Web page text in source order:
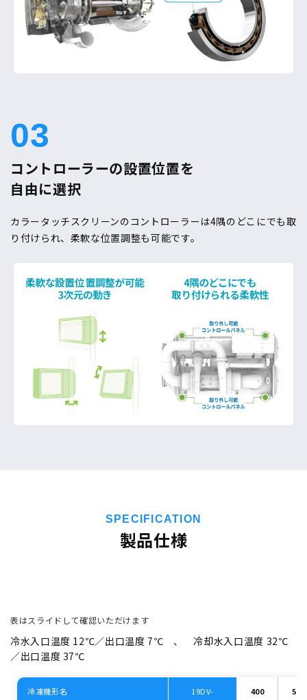
03
コントローラーの設置位置を
自由に選択
カラータッチスクリーンのコントローラーは4隅のどこにでも取
り付けられ、柔軟な位置調整も可能です。
SPECIFICATION
製品仕様
表はスライドして確認いただけます
冷⽔⼊⼝温度 12℃／出⼝温度 7℃ 、 冷却⽔⼊⼝温度 32℃
／出⼝温度 37℃
冷凍機形名 19DV- 400 500